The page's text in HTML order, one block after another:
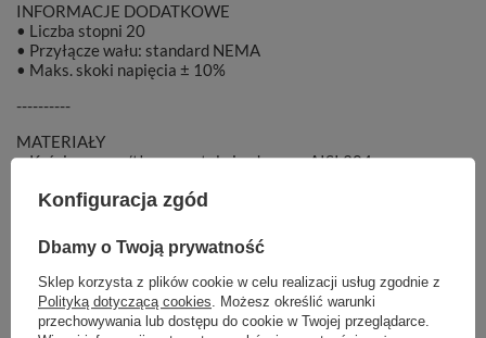
INFORMACJE DODATKOWE
• Liczba stopni 20
• Przyłącze wału: standard NEMA
• Maks. skoki napięcia ± 10%
----------
MATERIAŁY
• Króciec ssący/tłoczny: stal nierdzewna AISI 304,
• Wał i rotor: stal nierdzewna AISI 304,
• Wirnik: noryl,
• Dyfuzor: noryl,
• Tuleja ślizgowa: stal nierdzewna AISI 304,
• Sprzęgło: stal nierdzewna AISI 304,
• Uszczelnienie mechaniczne: Ceramika/SiC/NBR,
Konfiguracja zgód
Dbamy o Twoją prywatność
Sklep korzysta z plików cookie w celu realizacji usług zgodnie z
Polityką dotyczącą cookies . Możesz określić warunki
przechowywania lub dostępu do cookie w Twojej przeglądarce.